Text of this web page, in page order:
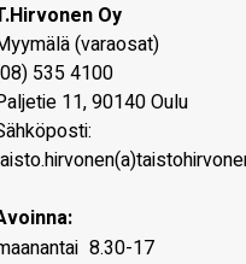
Oy
(varaosat)
535 4100
11,90140Oulu
8.30-17